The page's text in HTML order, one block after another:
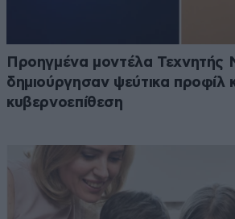
Προηγμένα μοντέλα Τεχνητής
δημιούργησαν ψεύτικα προφίλ
κυβερνοεπίθεση